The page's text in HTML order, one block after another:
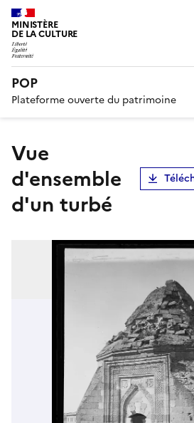
MINISTÈRE
DE LA CULTURE
POP
Plateforme ouverte du patrimoine
Vue
d'ensemble
d'un turbé